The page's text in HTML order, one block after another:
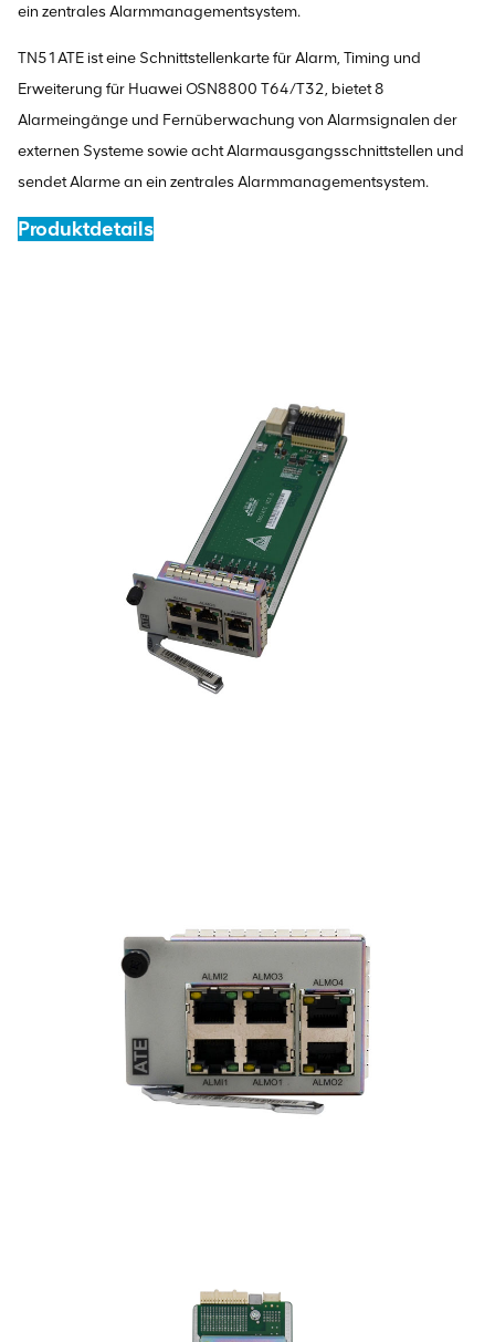
ein zentrales Alarmmanagementsystem.
TN51ATE ist eine Schnittstellenkarte für Alarm, Timing und
Erweiterung für Huawei OSN8800 T64/T32, bietet 8
Alarmeingänge und Fernüberwachung von Alarmsignalen der
externen Systeme sowie acht Alarmausgangsschnittstellen und
sendet Alarme an ein zentrales Alarmmanagementsystem.
Produktdetails